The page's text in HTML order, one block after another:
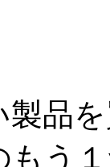
品
もう